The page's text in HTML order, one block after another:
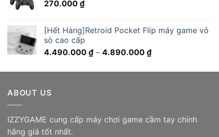
270.000 ₫
[Hết Hàng]Retroid Pocket Flip máy game vỏ
sò cao cấp
4.490.000 ₫ – 4.890.000 ₫Khoảng
từ
ABOUT US
IZZYGAME cung cấp máy chơi game cầm tay chính
hãng giá tốt nhất.